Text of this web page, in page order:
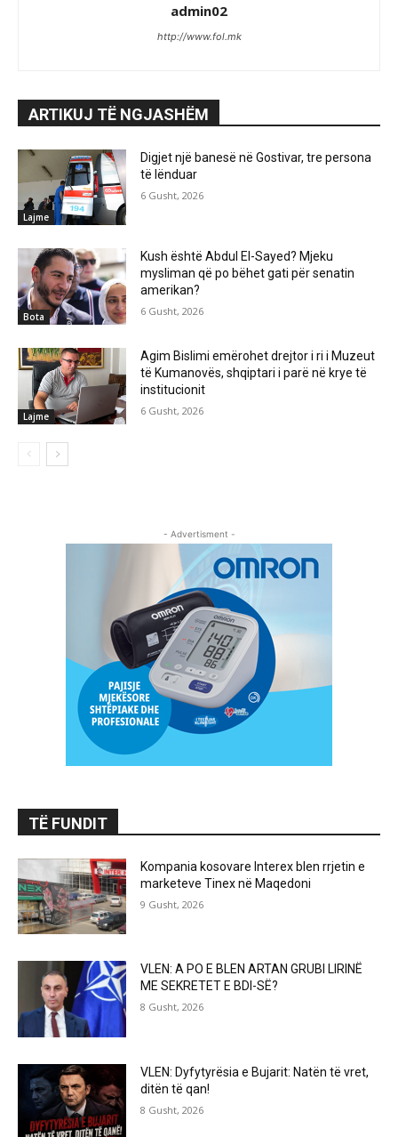
admin02
http://www.fol.mk
ARTIKUJ TË NGJASHËM
Lajme
Digjet një banesë në Gostivar, tre persona
të lënduar
6 Gusht, 2026
Bota
Kush është Abdul El-Sayed? Mjeku
mysliman që po bëhet gati për senatin
amerikan?
6 Gusht, 2026
Lajme
Agim Bislimi emërohet drejtor i ri i Muzeut
të Kumanovës, shqiptari i parë në krye të
institucionit
6 Gusht, 2026
- Advertisment -
TË FUNDIT
Kompania kosovare Interex blen rrjetin e
marketeve Tinex në Maqedoni
9 Gusht, 2026
VLEN: A PO E BLEN ARTAN GRUBI LIRINË
ME SEKRETET E BDI-SË?
8 Gusht, 2026
VLEN: Dyfytyrësia e Bujarit: Natën të vret,
ditën të qan!
8 Gusht, 2026